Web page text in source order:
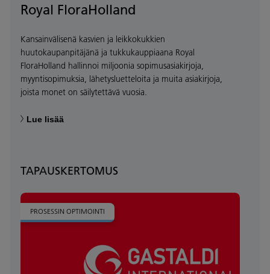
Royal FloraHolland
Kansainvälisenä kasvien ja leikkokukkien
huutokaupanpitäjänä ja tukkukauppiaana Royal
FloraHolland hallinnoi miljoonia sopimusasiakirjoja,
myyntisopimuksia, lähetysluetteloita ja muita asiakirjoja,
joista monet on säilytettävä vuosia.
Lue lisää
TAPAUSKERTOMUS
PROSESSIN OPTIMOINTI